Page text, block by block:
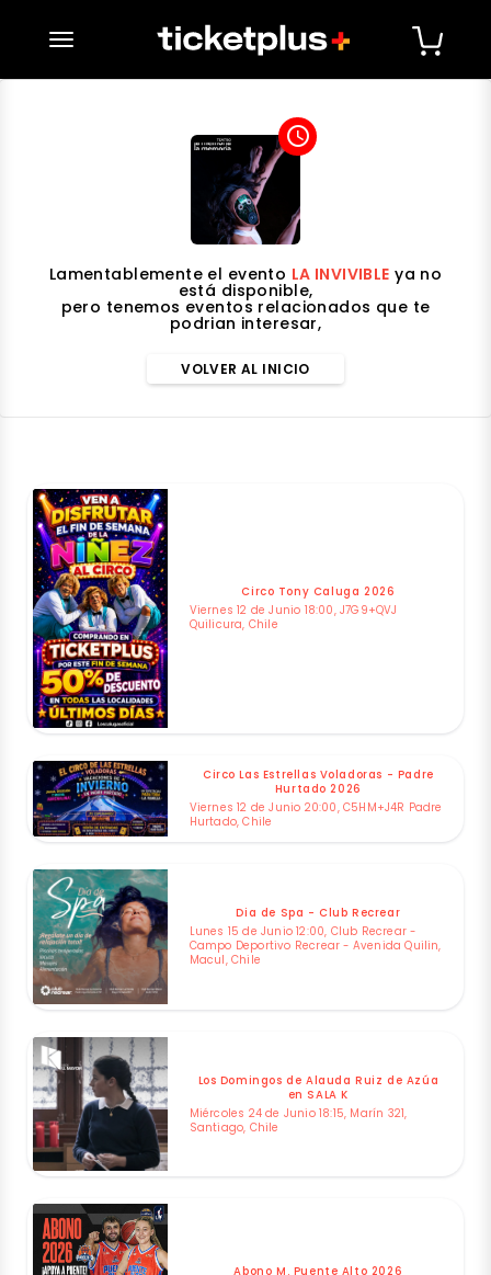
desplegar navegación
access_time
Lamentablemente el evento LA INVIVIBLE ya no
está disponible,
pero tenemos eventos relacionados que te
podrian interesar,
VOLVER AL INICIO
Circo Tony Caluga 2026
Viernes 12 de Junio 18:00, J7G9+QVJ
Quilicura, Chile
Circo Las Estrellas Voladoras - Padre
Hurtado 2026
Viernes 12 de Junio 20:00, C5HM+J4R Padre
Hurtado, Chile
Dia de Spa - Club Recrear
Lunes 15 de Junio 12:00, Club Recrear -
Campo Deportivo Recrear - Avenida Quilin,
Macul, Chile
Los Domingos de Alauda Ruiz de Azúa
en SALA K
Miércoles 24 de Junio 18:15, Marín 321,
Santiago, Chile
Abono M. Puente Alto 2026